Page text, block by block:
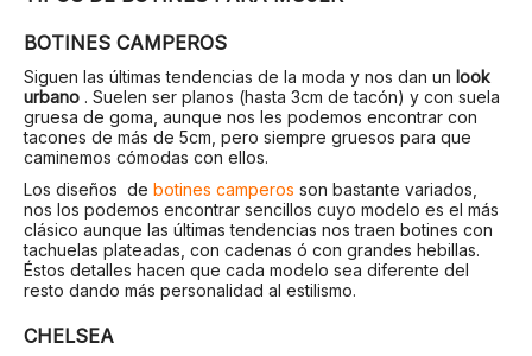
BOTINES CAMPEROS
Siguen las últimas tendencias de la moda y nos dan un look
urbano . Suelen ser planos (hasta 3cm de tacón) y con suela
gruesa de goma, aunque nos les podemos encontrar con
tacones de más de 5cm, pero siempre gruesos para que
caminemos cómodas con ellos.
Los diseños de botines camperos son bastante variados,
nos los podemos encontrar sencillos cuyo modelo es el más
clásico aunque las últimas tendencias nos traen botines con
tachuelas plateadas, con cadenas ó con grandes hebillas.
Éstos detalles hacen que cada modelo sea diferente del
resto dando más personalidad al estilismo.
CHELSEA